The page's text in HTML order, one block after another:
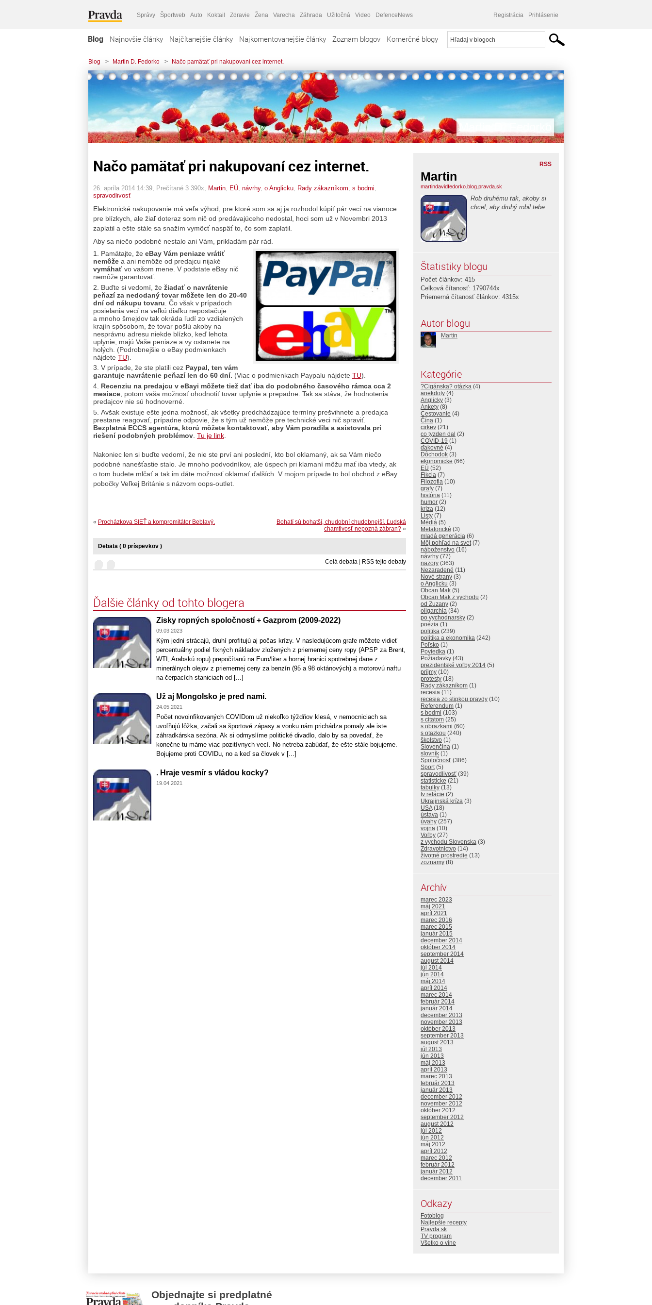
Správy Športweb Auto Koktail Zdravie Žena Varecha Záhrada Užitočná Video DefenceNews Registrácia Prihlásenie
Blog Najnovšie články Najčítanejšie články Najkomentovanejšie články Zoznam blogov Komerčné blogy
Blog > Martin D. Fedorko > Načo pamätať pri nakupovaní cez internet.
Martin D. Fedorko
Načo pamätať pri nakupovaní cez internet.
26. apríla 2014 14:39 , Prečítané 3 390x, Martin EÚ návrhy, o Anglicku Rady zákazníkom s bodmi
spravodlivosť
Elektronické nakupovanie má veľa výhod, pre ktoré som sa aj ja rozhodol kúpiť pár vecí na vianoce
pre blízkych, ale žiaľ doteraz som nič od predávajúceho nedostal, hoci som už v Novembri 2013
zaplatil a ešte stále sa snažím vymôcť naspäť to, čo som zaplatil.
Aby sa niečo podobné nestalo ani Vám, prikladám pár rád.
Pamätajte, že eBay Vám peniaze vrátiť
nemôže a ani nemôže od predajcu nijaké
vymáhať vo vašom mene. V podstate eBay nič
nemôže garantovať.
Buďte si vedomí, že žiadať o navrátenie
peňazí za nedodaný tovar môžete len do 20-40
dní od nákupu tovaru . Čo však v prípadoch
posielania vecí na veľkú diaľku nepostačuje
a mnoho šmejdov tak okráda ľudí zo vzdialených
krajín spôsobom, že tovar pošlú akoby na
nesprávnu adresu niekde blízko, keď lehota
uplynie, majú Vaše peniaze a vy ostanete na
holých. (Podrobnejšie o eBay podmienkach
nájdete TU).
V prípade, že ste platili cez Paypal, ten vám
garantuje navrátenie peňazí len do 60 dní. (Viac o podmienkach Paypalu nájdete TU).
Recenziu na predajcu v eBayi môžete tiež dať iba do podobného časového rámca cca 2
mesiace , potom vaša možnosť ohodnotiť tovar uplynie a prepadne. Tak sa stáva, že hodnotenia
predajcov nie sú hodnoverné.
Avšak existuje ešte jedna možnosť, ak všetky predchádzajúce termíny prešvihnete a predajca
prestane reagovať, prípadne odpovie, že s tým už nemôže pre technické veci nič spraviť.
Bezplatná ECCS agentúra, ktorú môžete kontaktovať, aby Vám poradila a asistovala pri
riešení podobných problémov Tu je link
Nakoniec len si buďte vedomí, že nie ste prví ani poslední, kto bol oklamaný, ak sa Vám niečo
podobné nanešťastie stalo. Je mnoho podvodníkov, ale úspech pri klamaní môžu mať iba vtedy, ak
o tom budete mlčať a tak im dáte možnosť oklamať ďalších. V mojom prípade to bol obchod z eBay
pobočky Veľkej Británie s názvom oops-outlet.
Bohatí sú bohatší, chudobní chudobnejší. Ľudská
chamtivosť nepozná zábran? »
« Procházkova SIEŤ a kompromitátor Beblavý.
Debata ( 0 príspevkov )
Celá debata RSS tejto debaty
Ďalšie články od tohto blogera
Zisky ropných spoločností + Gazprom (2009-2022)
09.03.2023
Kým jedni strácajú, druhí profitujú aj počas krízy. V nasledujúcom grafe môžete vidieť
percentuálny podiel fixných nákladov zložených z priemernej ceny ropy (APSP za Brent,
WTI, Arabskú ropu) prepočítanú na Euro/liter a hornej hranici spotrebnej dane z
minerálnych olejov z priemernej ceny za benzín (95 a 98 oktánových) a motorovú naftu
na čerpacích staniciach od [...]
Už aj Mongolsko je pred nami.
24.05.2021
Počet novoinfikovaných COVIDom už niekoľko týždňov klesá, v nemocniciach sa
uvoľňujú lôžka, začali sa športové zápasy a vonku nám prichádza pomaly ale iste
záhradkárska sezóna. Ak si odmyslíme politické divadlo, dalo by sa povedať, že
konečne tu máme viac pozitívnych vecí. No netreba zabúdať, že ešte stále bojujeme.
Bojujeme proti COVIDu, no a keď sa človek v [...]
. Hraje vesmír s vládou kocky?
19.04.2021
RSS
Martin
martindavidfedorko.blog.pravda.sk
Rob druhému tak, akoby si
chcel, aby druhý robil tebe.
Štatistiky blogu
Počet článkov: 415
Celková čítanosť: 1790744x
Priemerná čítanosť článkov: 4315x
Autor blogu
Martin
Kategórie
?Cigánska? otázka (4)
anekdoty (4)
Anglicky (3)
Ankety (8)
Cestovanie (4)
Čína (1)
cirkev (21)
co tyzden dal (2)
COVID-19 (1)
ďakovné (4)
Dôchodok (3)
ekonomicke (66)
EÚ (52)
Fikcia (7)
Filozofia (10)
grafy (7)
história (11)
humor (2)
kríza (12)
Listy (7)
Médiá (5)
Metaforické (3)
mladá generácia (6)
Môj pohľad na svet(7)
náboženstvo (16)
návrhy (77)
nazory (363)
Nezaradené (11)
Nové strany (3)
o Anglicku (3)
Obcan Mak (5)
Obcan Mak z vychodu (2)
od Zuzany (2)
oligarchia (34)
po vychodnarsky (2)
poézia (1)
politika (239)
politika a ekonomika (242)
Poľsko (1)
Poviedka (1)
Požiadavky (43)
prezidentské voľby 2014 (5)
príjmy (10)
protesty (18)
Rady zákazníkom (1)
recesia (11)
recesia zo stipkou pravdy (10)
Referendum (1)
s bodmi (103)
s citatom (25)
s obrazkami (60)
s otazkou (240)
školstvo (1)
Slovenčina (1)
slovník (1)
Spoločnosť (386)
Sport(5)
spravodlivosť (39)
statisticke (21)
tabulky (13)
tv relácie (2)
Ukrajinská kríza (3)
USA(18)
ústava (1)
úvahy (257)
vojna (10)
Voľby (27)
z vychodu Slovenska (3)
Zdravotnictvo (14)
životné prostredie (13)
zoznamy (8)
Archív
marec 2023
máj 2021
apríl 2021
marec 2016
marec 2015
január 2015
december 2014
október 2014
september 2014
august 2014
júl 2014
jún 2014
máj 2014
apríl 2014
marec 2014
február 2014
január 2014
december 2013
november 2013
október 2013
september 2013
august 2013
júl 2013
jún 2013
máj 2013
apríl 2013
marec 2013
február 2013
január 2013
december 2012
november 2012
október 2012
september 2012
august 2012
júl 2012
jún 2012
máj 2012
apríl 2012
marec 2012
február 2012
január 2012
december 2011
Odkazy
Fotoblog
Najlepšie recepty
Pravda.sk
TV program
Všetko o víne
Objednajte si predplatné